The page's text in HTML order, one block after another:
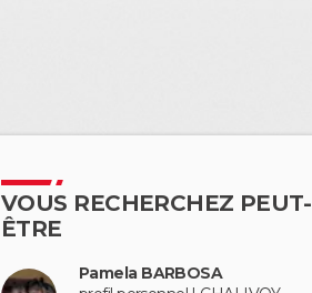
VOUS RECHERCHEZ PEUT-
ÊTRE
Pamela BARBOSA